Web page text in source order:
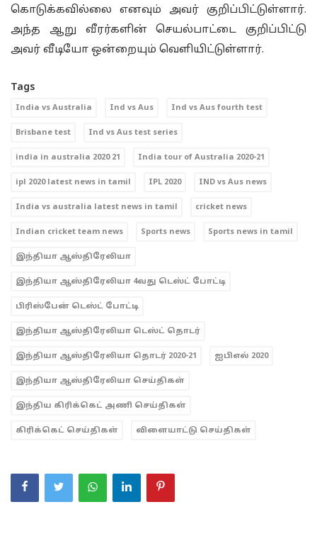
கொடுக்கவில்லை எனவும் அவர் குறிப்பிட்டுள்ளார்.
அந்த ஆறு வீரர்களின் செயல்பாட்டை குறிப்பிட்டு
அவர் வீடியோ ஒன்றையும் வெளியிட்டுள்ளார்.
Tags
India vs Australia Ind vs Aus Ind vs Aus fourth test
Brisbane test Ind vs Aus test series
india in australia 2020 21 India tour of Australia 2020-21
ipl 2020 latest news in tamil IPL 2020 IND vs Aus news
India vs australia latest news in tamil cricket news
Indian cricket team news Sports news Sports news in tamil
இந்தியா ஆஸ்திரேலியா
இந்தியா ஆஸ்திரேலியா 4வது டெஸ்ட் போட்டி
பிரிஸ்பேன் டெஸ்ட் போட்டி
இந்தியா ஆஸ்திரேலியா டெஸ்ட் தொடர்
இந்தியா ஆஸ்திரேலியா தொடர் 2020-21 ஐபிஎல் 2020
இந்தியா ஆஸ்திரேலியா செய்திகள்
இந்திய கிரிக்கெட் அணி செய்திகள்
கிரிக்கெட் செய்திகள் விளையாட்டு செய்திகள்